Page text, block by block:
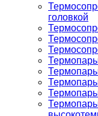
головкой